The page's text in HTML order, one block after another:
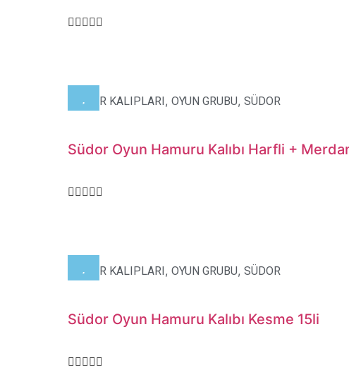
HAMUR KALIPLARI , OYUN GRUBU, SÜDOR
Südor Oyun Hamuru Kalıbı Harfli +
HAMUR KALIPLARI, OYUN GRUBU, SÜDOR
Südor Oyun Hamuru Kalıbı Kesme 15li